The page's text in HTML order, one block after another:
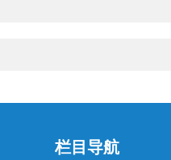
栏目导航